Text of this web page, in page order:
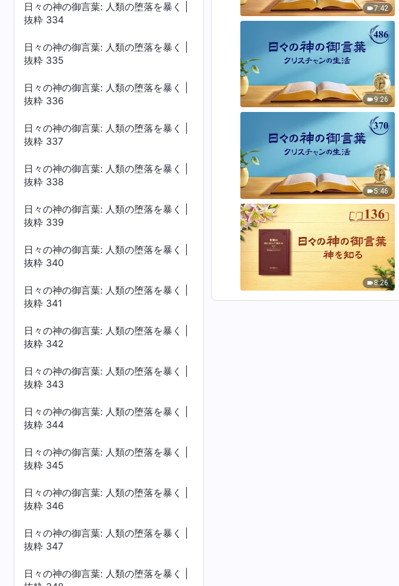
日々の神の御言葉: 人類の堕落を暴く |
抜粋 334
日々の神の御言葉: 人類の堕落を暴く |
抜粋 335
日々の神の御言葉: 人類の堕落を暴く |
抜粋 336
日々の神の御言葉: 人類の堕落を暴く |
抜粋 337
日々の神の御言葉: 人類の堕落を暴く |
抜粋 338
日々の神の御言葉: 人類の堕落を暴く |
抜粋 339
日々の神の御言葉: 人類の堕落を暴く |
抜粋 340
日々の神の御言葉: 人類の堕落を暴く |
抜粋 341
日々の神の御言葉: 人類の堕落を暴く |
抜粋 342
日々の神の御言葉: 人類の堕落を暴く |
抜粋 343
日々の神の御言葉: 人類の堕落を暴く |
抜粋 344
日々の神の御言葉: 人類の堕落を暴く |
抜粋 345
日々の神の御言葉: 人類の堕落を暴く |
抜粋 346
日々の神の御言葉: 人類の堕落を暴く |
抜粋 347
日々の神の御言葉: 人類の堕落を暴く |
7:42
9:26
5:46
8:26